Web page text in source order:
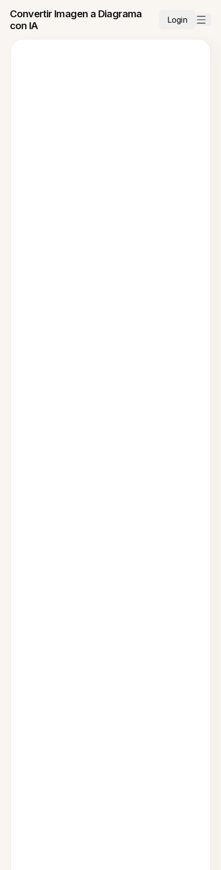
Convertir Imagen a Diagrama
con IA
Login